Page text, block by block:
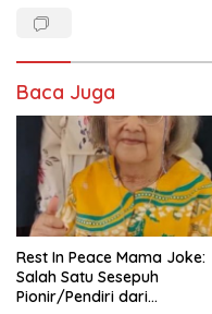
Baca Juga
Rest In Peace Mama Joke:
Salah Satu Sesepuh
Pionir/Pendiri dari